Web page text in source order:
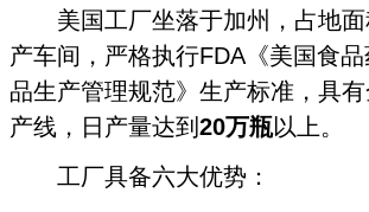
美国工厂坐落于加州，占地面
产车间，严格执行FDA《美国食
品生产管理规范》生产标准，具
产线，日产量达到 20万瓶以上。
工厂具备六大优势：